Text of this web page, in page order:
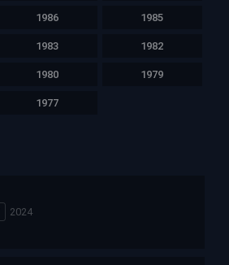
1986 1985
1983 1982
1980 1979
1977
2024